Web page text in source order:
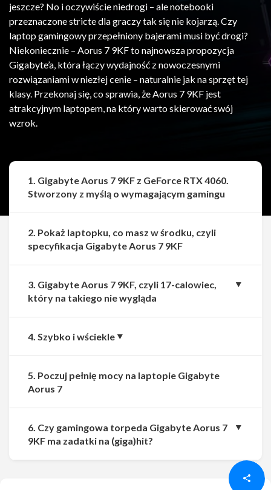
jeszcze? No i oczywiście niedrogi – ale notebooki
przeznaczone stricte dla graczy tak się nie kojarzą. Czy
laptop gamingowy przepełniony bajerami musi być drogi?
Niekoniecznie – Aorus 7 9KF to najnowsza propozycja
Gigabyte’a, która łączy wydajność z nowoczesnymi
rozwiązaniami w niezłej cenie – naturalnie jak na sprzęt tej
klasy. Przekonaj się, co sprawia, że Aorus 7 9KF jest
atrakcyjnym laptopem, na który warto skierować swój
wzrok.
Udostępnij
1. Gigabyte Aorus 7 9KF z GeForce RTX 4060.
Stworzony z myślą o wymagającym gamingu
2. Pokaż laptopku, co masz w środku, czyli
specyfikacja Gigabyte Aorus 7 9KF
3. Gigabyte Aorus 7 9KF, czyli 17-calowiec,
który na takiego nie wygląda
4. Szybko i wściekle
5. Poczuj pełnię mocy na laptopie Gigabyte
Aorus 7
6. Czy gamingowa torpeda Gigabyte Aorus 7
9KF ma zadatki na (giga)hit?